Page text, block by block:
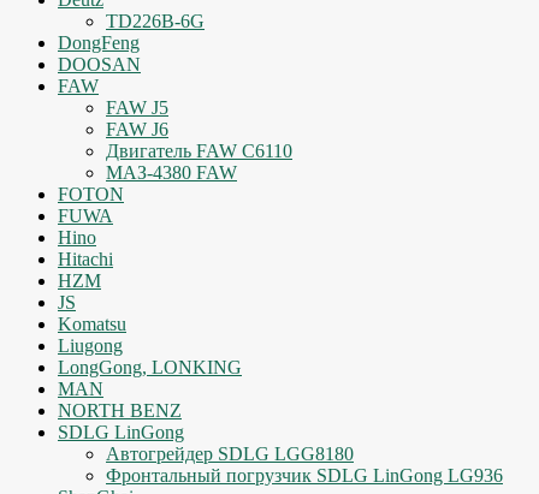
TD226B-6G
DongFeng
DOOSAN
FAW
FAW J5
FAW J6
Двигатель FAW C6110
МАЗ-4380 FAW
FOTON
FUWA
Hino
Hitachi
HZM
JS
Komatsu
Liugong
LongGong, LONKING
MAN
NORTH BENZ
SDLG LinGong
Автогрейдер SDLG LGG8180
Фронтальный погрузчик SDLG LinGong LG936